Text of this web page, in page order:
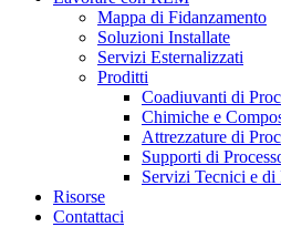
Mappa di Fidanzamento
Soluzioni Installate
Servizi Esternalizzati
Proditti
Coadiuvanti di
Chimiche e
Attrezzature di
Supporti di
Servizi Tecnici e di
Risorse
Contattaci